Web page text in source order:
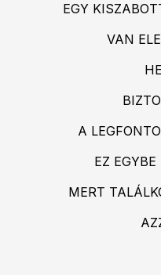
EGY
VAN
A
EZ
MERT